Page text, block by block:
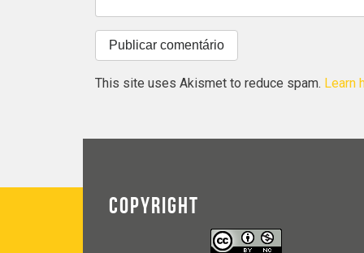
This site uses Akismet to reduce spam. Learn
COPYRIGHT